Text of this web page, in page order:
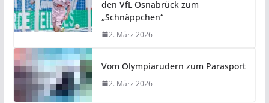
den VfL Osnabrück zum
„Schnäppchen“
2. März 2026
Vom Olympiarudern zum Parasport
2. März 2026